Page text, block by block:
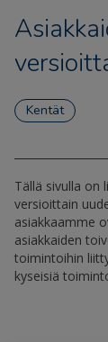
Kentät
Tällä sivulla on
versioittain
asiakkaamme
asiakkaiden
toimintoihin
kyseisiä